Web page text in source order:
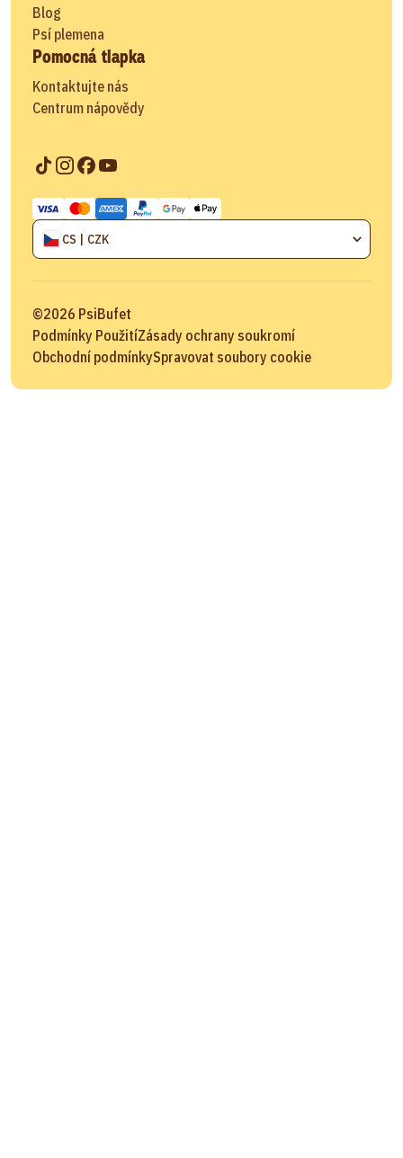
Blog
Psí plemena
Pomocná tlapka
Kontaktujte nás
Centrum nápovědy
CS | CZK
©2026 PsiBufet
Podmínky PoužitíZásady ochrany soukromí
Obchodní podmínkySpravovat soubory cookie